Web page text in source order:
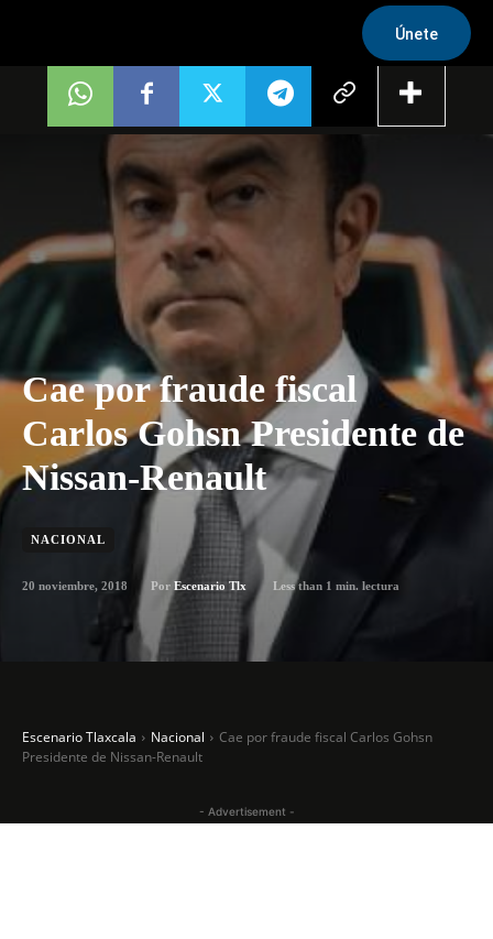
Únete
Cae por fraude fiscal
Carlos Gohsn Presidente de
Nissan-Renault
NACIONAL
20 noviembre, 2018 Por Escenario Tlx Less than 1 min. lectura
Escenario Tlaxcala Nacional
Cae por fraude fiscal Carlos Gohsn
Presidente de Nissan-Renault
- Advertisement -